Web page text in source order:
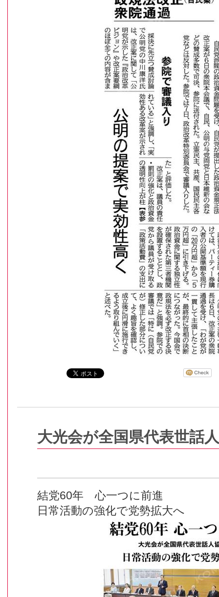
大光会が全国県代表世話
結党60年 心一つに前進
日常活動の強化で党勢拡大へ